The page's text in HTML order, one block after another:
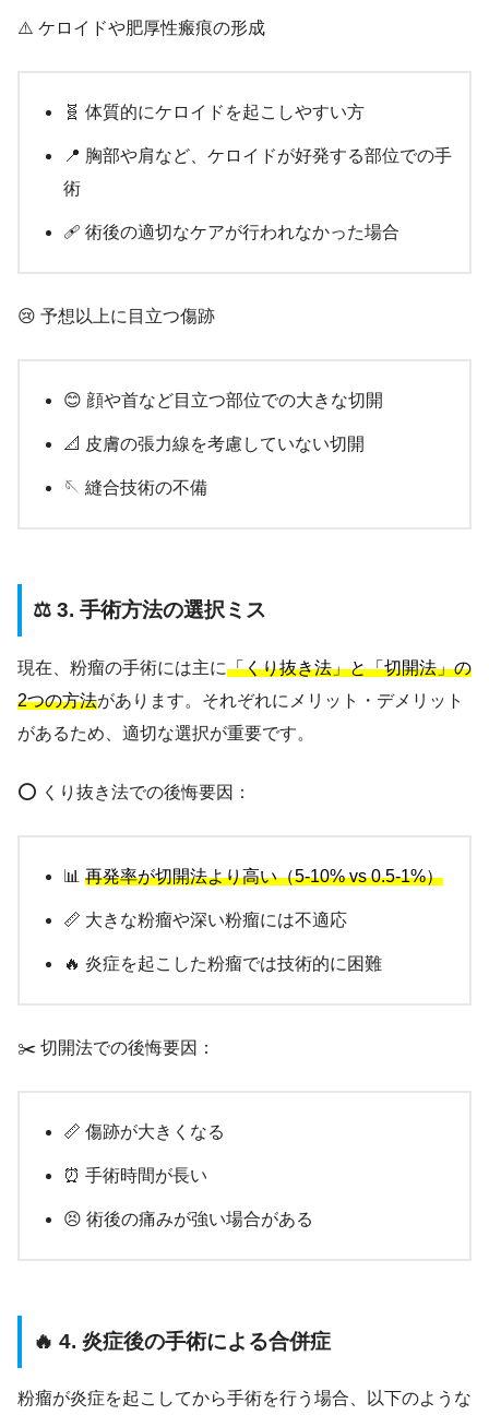
⚠️ ケロイドや肥厚性瘢痕の形成
🧬 体質的にケロイドを起こしやすい方
📍 胸部や肩など、ケロイドが好発する部位での手
術
🩹 術後の適切なケアが行われなかった場合
😢 予想以上に目立つ傷跡
😊 顔や首など目立つ部位での大きな切開
📐 皮膚の張力線を考慮していない切開
🪡 縫合技術の不備
⚖️ 3. 手術方法の選択ミス
現在、粉瘤の手術には主に「くり抜き法」と「切開法」の
2つの方法があります。それぞれにメリット・デメリット
があるため、適切な選択が重要です。
⭕ くり抜き法での後悔要因：
📊 再発率が切開法より高い（5-10% vs 0.5-1%）
📏 大きな粉瘤や深い粉瘤には不適応
🔥 炎症を起こした粉瘤では技術的に困難
✂️ 切開法での後悔要因：
📏 傷跡が大きくなる
⏰ 手術時間が長い
😣 術後の痛みが強い場合がある
🔥 4. 炎症後の手術による合併症
粉瘤が炎症を起こしてから手術を行う場合、以下のような